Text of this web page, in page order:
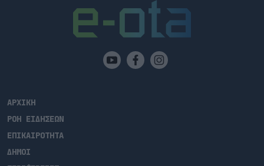
ΑΡΧΙΚΗ
ΡΟΗ ΕΙΔΗΣΕΩΝ
ΕΠΙΚΑΙΡΟΤΗΤΑ
ΔΗΜΟΙ